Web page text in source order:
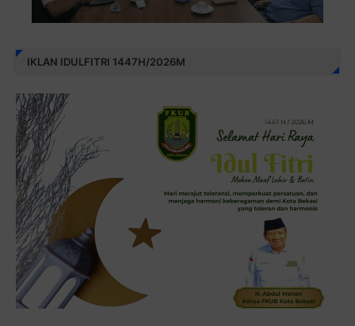
IKLAN IDULFITRI 1447H/2026M